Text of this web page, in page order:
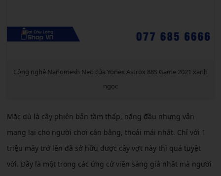
Công nghệ Nanomesh Neo của Yonex Astrox 88S Game 2021 xanh
ngọc
Mặc dù là cây phiên bản tầm thấp, nặng đầu nhưng vẫn
mang lại cho người chơi cân bằng, thoải mái nhất. Chỉ với 1
triệu mấy trở lên đã sở hữu được cây vợt này thì quá tuyệt
vời. Đây là một trong các ứng cử viên sáng giá nhất mà người